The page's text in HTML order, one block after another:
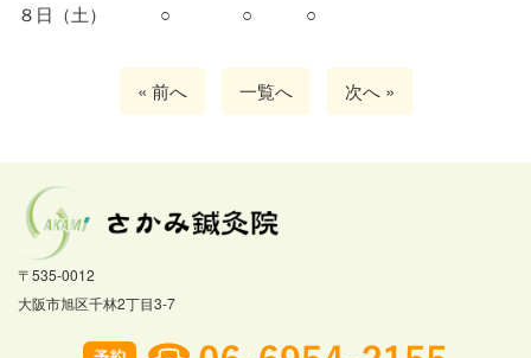
８日（土） ○ ○ ○
« 前へ 一覧へ 次へ »
〒535-0012
大阪市旭区千林2丁目3-7